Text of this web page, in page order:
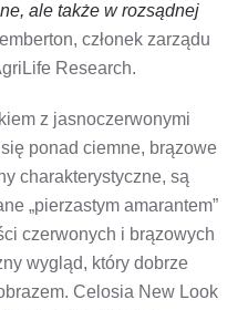
ale także w rozsądnej
członek zarządu
Research.
z jasnoczerwonymi
ponad ciemne, brązowe
charakterystyczne, są
„pierzastym amarantem”
czerwonych i brązowych
wygląd, który dobrze
Celosia New Look